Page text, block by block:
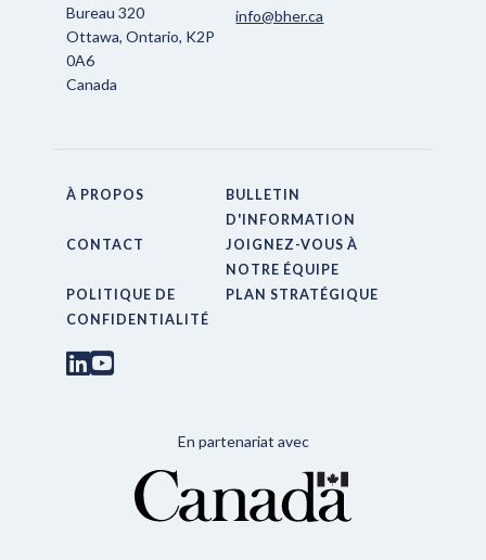
Bureau 320
Ottawa, Ontario, K2P
0A6
Canada
info@bher.ca
À PROPOS
BULLETIN
D'INFORMATION
CONTACT
JOIGNEZ-VOUS À
NOTRE ÉQUIPE
POLITIQUE DE
CONFIDENTIALITÉ
PLAN STRATÉGIQUE
En partenariat avec